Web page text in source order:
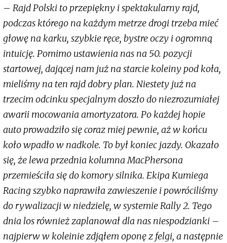
– Rajd Polski to przepiękny i spektakularny rajd,
podczas którego na każdym metrze drogi trzeba mieć
głowę na karku, szybkie ręce, bystre oczy i ogromną
intuicję. Pomimo ustawienia nas na 50. pozycji
startowej, dającej nam już na starcie koleiny pod koła,
mieliśmy na ten rajd dobry plan. Niestety już na
trzecim odcinku specjalnym doszło do niezrozumiałej
awarii mocowania amortyzatora. Po każdej hopie
auto prowadziło się coraz miej pewnie, aż w końcu
koło wpadło w nadkole. To był koniec jazdy. Okazało
się, że lewa przednia kolumna MacPhersona
przemieściła się do komory silnika. Ekipa Kumiega
Racing szybko naprawiła zawieszenie i powróciliśmy
do rywalizacji w niedzielę, w systemie Rally 2. Tego
dnia los również zaplanował dla nas niespodzianki –
najpierw w koleinie zdjąłem oponę z felgi, a następnie